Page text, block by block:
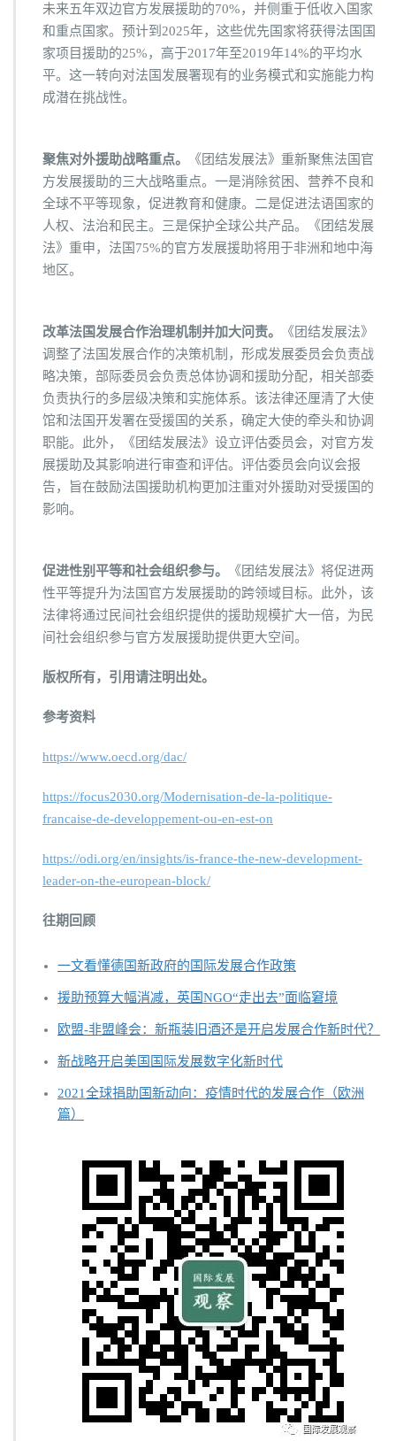
未来五年双边官方发展援助的70%，并侧重于低收入国家
和重点国家。预计到2025年，这些优先国家将获得法国国
家项目援助的25%，高于2017年至2019年14%的平均水
平。这一转向对法国发展署现有的业务模式和实施能力构
成潜在挑战性。
聚焦对外援助战略重点。
《团结发展法》重新聚焦法国官
方发展援助的三大战略重点。一是消除贫困、营养不良和
全球不平等现象，促进教育和健康。二是促进法语国家的
人权、法治和民主。三是保护全球公共产品。《团结发展
法》重申，法国75%的官方发展援助将用于非洲和地中海
地区。
改革法国发展合作治理机制并加大问责。
《团结发展法》
调整了法国发展合作的决策机制，形成发展委员会负责战
略决策，部际委员会负责总体协调和援助分配，相关部委
负责执行的多层级决策和实施体系。该法律还厘清了大使
馆和法国开发署在受援国的关系，确定大使的牵头和协调
职能。此外，《团结发展法》设立评估委员会，对官方发
展援助及其影响进行审查和评估。评估委员会向议会报
告，旨在鼓励法国援助机构更加注重对外援助对受援国的
影响。
促进性别平等和社会组织参与。
《团结发展法》将促进两
性平等提升为法国官方发展援助的跨领域目标。此外，该
法律将通过民间社会组织提供的援助规模扩大一倍，为民
间社会组织参与官方发展援助提供更大空间。
版权所有，引用请注明出处。
参考资料
https://www.oecd.org/dac/
https://focus2030.org/Modernisation-de-la-politique-
francaise-de-developpement-ou-en-est-on
https://odi.org/en/insights/is-france-the-new-development-
leader-on-the-european-block/
往期回顾
一文看懂德国新政府的国际发展合作政策
援助预算大幅消减，英国NGO“走出去”面临窘境
欧盟-非盟峰会：新瓶装旧酒还是开启发展合作新时代？
新战略开启美国国际发展数字化新时代
2021全球捐助国新动向：疫情时代的发展合作（欧洲
篇）